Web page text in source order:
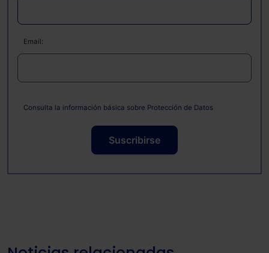
Saber más acerca de las cookies
Email:
Consulta la información básica sobre Protección de Datos
Suscribirse